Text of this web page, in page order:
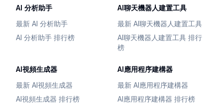
AI 分析助手
最新 AI 分析助手
AI 分析助手 排行榜
AI聊天機器人建置工具
最新 AI聊天機器人建置工具
AI聊天機器人建置工具 排行
榜
AI視頻生成器
最新 AI視頻生成器
AI視頻生成器 排行榜
AI應用程序建構器
最新 AI應用程序建構器
AI應用程序建構器 排行榜